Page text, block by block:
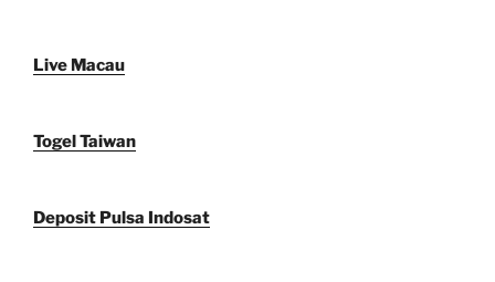
Live Macau
Togel Taiwan
Deposit Pulsa Indosat